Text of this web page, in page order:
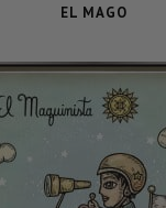
EL MAGO